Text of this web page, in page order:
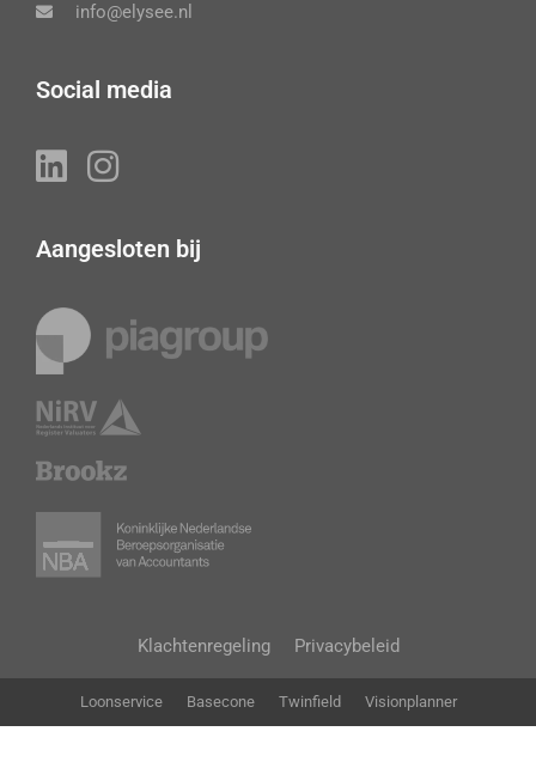
info@elysee.nl
Social media
Aangesloten bij
Klachtenregeling Privacybeleid
Loonservice Basecone Twinfield Visionplanner